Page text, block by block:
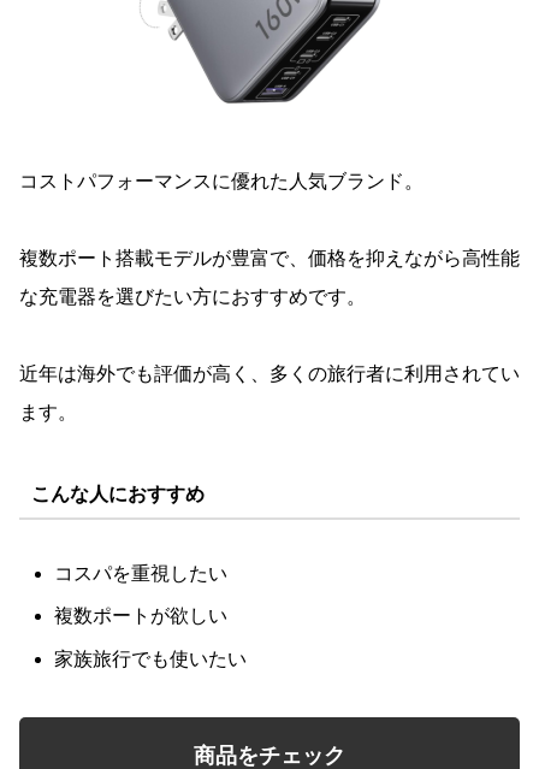
コストパフォーマンスに優れた人気ブランド。
複数ポート搭載モデルが豊富で、価格を抑えながら高性能
な充電器を選びたい方におすすめです。
近年は海外でも評価が高く、多くの旅行者に利用されてい
ます。
こんな人におすすめ
コスパを重視したい
複数ポートが欲しい
家族旅行でも使いたい
商品をチェック